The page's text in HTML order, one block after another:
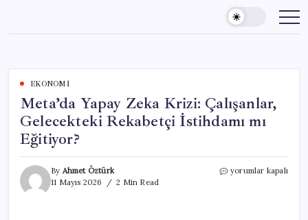
content
EKONOMI
Meta’da Yapay Zeka Krizi: Çalışanlar,
Gelecekteki Rekabetçi İstihdamı mı
Eğitiyor?
By Ahmet Öztürk
11 Mayıs 2026
2 Min Read
Meta’da
yorumlar kapalı